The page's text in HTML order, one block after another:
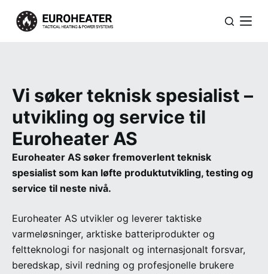
H
o
i
i
n
n
h
o
d
e
t
Vi søker teknisk spesialist –
utvikling og service til
Euroheater AS
Euroheater AS søker fremoverlent teknisk
spesialist som kan løfte produktutvikling, testing og
service til neste nivå.
Euroheater AS utvikler og leverer taktiske
varmeløsninger, arktiske batteriprodukter og
feltteknologi for nasjonalt og internasjonalt forsvar,
beredskap, sivil redning og profesjonelle brukere